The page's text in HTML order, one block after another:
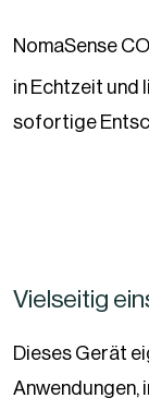
NomaSense CO
in Echtzeit und
sofortige
Vielseitig
Dieses Gerät
Anwendungen,